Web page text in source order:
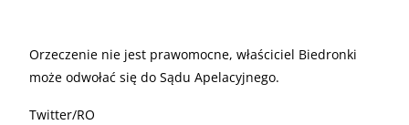
Orzeczenie nie jest prawomocne, właściciel Biedronki
może odwołać się do Sądu Apelacyjnego.
Twitter/RO